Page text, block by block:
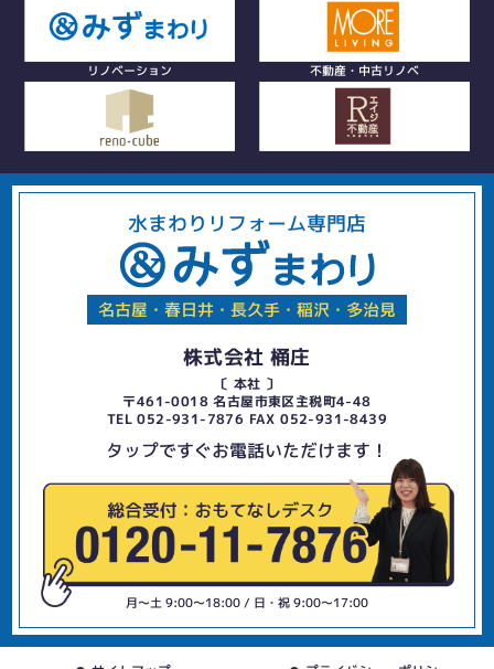
リノベーション 不動産・中古リノベ
水まわりリフォーム専門店
名古屋・春日井・長久手・稲沢・多治見
株式会社 桶庄
〔 本社 〕
〒461-0018 名古屋市東区主税町4-48
TEL 052-931-7876 FAX 052-931-8439
タップですぐお電話いただけます！
月〜土 9:00〜18:00 / 日・祝 9:00〜17:00